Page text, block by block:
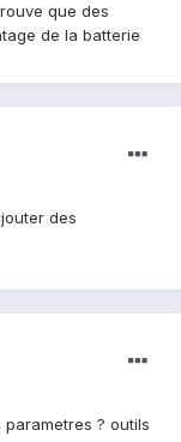
que des
de la batterie
des
? outils